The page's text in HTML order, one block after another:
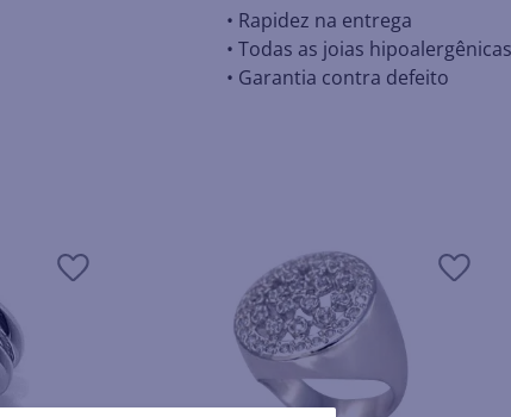
• Rapidez na entrega
• Todas as joias hipoalergênicas
• Garantia contra defeito